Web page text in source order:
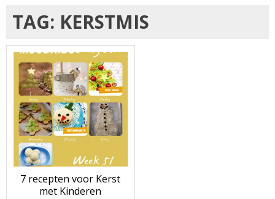
TAG: KERSTMIS
7 recepten voor Kerst
met Kinderen